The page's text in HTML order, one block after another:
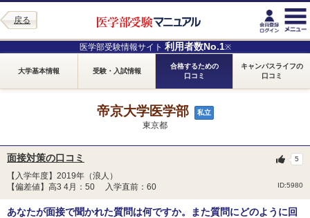
戻る
医学部受験情報サイト 利用者数No.1※
大学基本情報 受験・入試情報
合格するための
口コミ
キャンパスライフの
口コミ
帝京大学医学部 私立
東京都
面接対策の口コミ
【入学年度】2019年（浪人）
【偏差値】高3 4月：50 入学直前：60
ID:5980
5
あなたが面接で聞かれた質問は何ですか。また質問にどのように回